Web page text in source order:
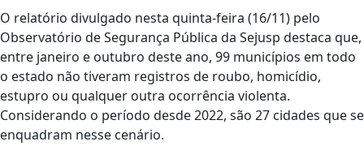
O relatório divulgado nesta quinta-feira (16/11) pelo
Observatório de Segurança Pública da Sejusp destaca que,
entre janeiro e outubro deste ano, 99 municípios em todo
o estado não tiveram registros de roubo, homicídio,
estupro ou qualquer outra ocorrência violenta.
Considerando o período desde 2022, são 27 cidades que se
enquadram nesse cenário.